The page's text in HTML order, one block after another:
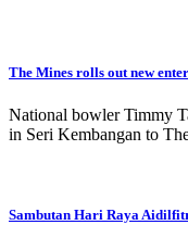
The Mines rolls out new
National bowler Timmy
in Seri Kembangan to
Sambutan Hari Raya